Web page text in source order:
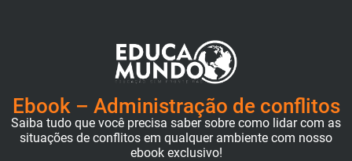
Ebook – Administração de conflitos
Saiba tudo que você precisa saber sobre como lidar com as
situações de conflitos em qualquer ambiente com nosso
ebook exclusivo!